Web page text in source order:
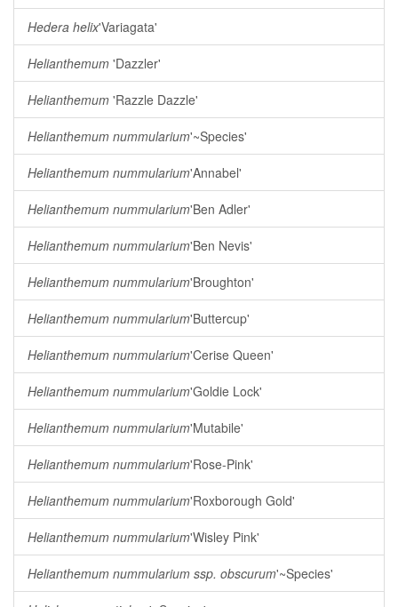
Hedera helix'Variagata'
Helianthemum 'Dazzler'
Helianthemum 'Razzle Dazzle'
Helianthemum nummularium'~Species'
Helianthemum nummularium'Annabel'
Helianthemum nummularium'Ben Adler'
Helianthemum nummularium'Ben Nevis'
Helianthemum nummularium'Broughton'
Helianthemum nummularium'Buttercup'
Helianthemum nummularium'Cerise Queen'
Helianthemum nummularium'Goldie Lock'
Helianthemum nummularium'Mutabile'
Helianthemum nummularium'Rose-Pink'
Helianthemum nummularium'Roxborough Gold'
Helianthemum nummularium'Wisley Pink'
Helianthemum nummularium ssp. obscurum'~Species'